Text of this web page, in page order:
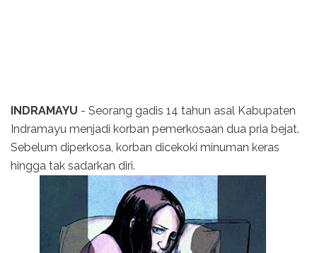
INDRAMAYU - Seorang gadis 14 tahun asal Kabupaten
Indramayu menjadi korban pemerkosaan dua pria bejat.
Sebelum diperkosa, korban dicekoki minuman keras
hingga tak sadarkan diri.